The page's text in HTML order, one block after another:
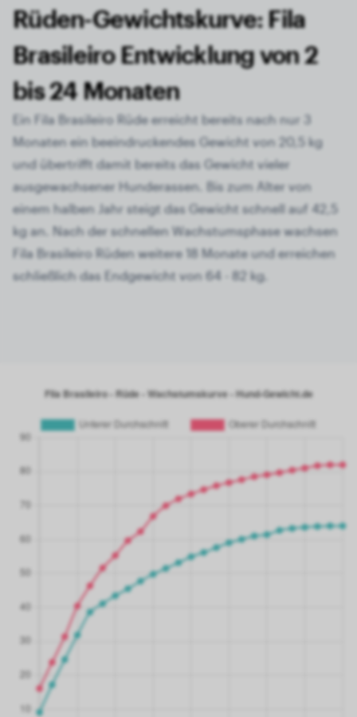
Rüden-Gewichtskurve: Fila
Brasileiro Entwicklung von 2
bis 24 Monaten
Ein Fila Brasileiro Rüde erreicht bereits nach nur 3
Monaten ein beeindruckendes Gewicht von 20,5 kg
und übertrifft damit bereits das Gewicht vieler
ausgewachsener Hunderassen. Bis zum Alter von
einem halben Jahr steigt das Gewicht schnell auf 42,5
kg an. Nach der schnellen Wachstumsphase wachsen
Fila Brasileiro Rüden weitere 18 Monate und erreichen
schließlich das Endgewicht von 64 - 82 kg.